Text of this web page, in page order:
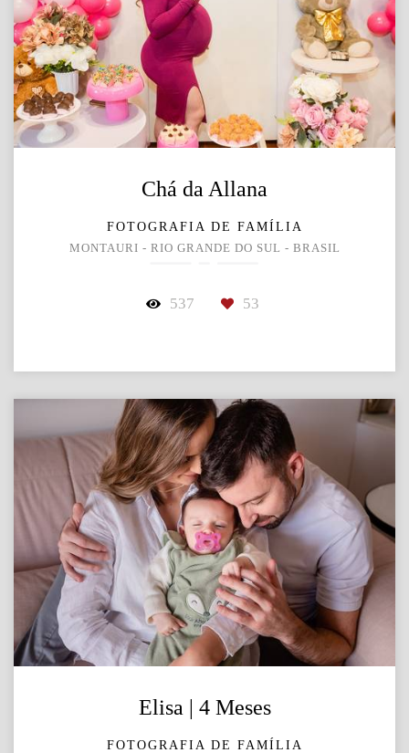
Chá da Allana
FOTOGRAFIA DE FAMÍLIA
MONTAURI - RIO GRANDE DO SUL - BRASIL
537 53
Elisa | 4 Meses
FOTOGRAFIA DE FAMÍLIA